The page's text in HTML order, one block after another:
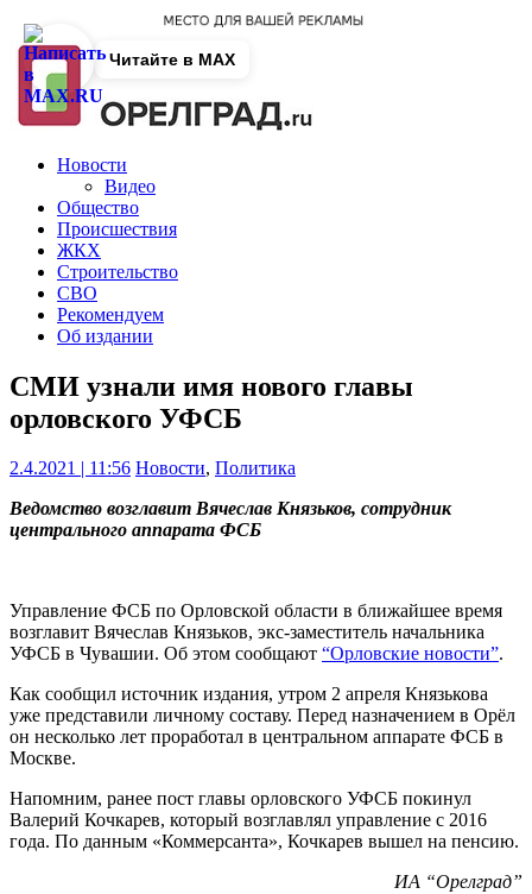
Новости
Видео
Общество
Происшествия
ЖКХ
Строительство
СВО
Рекомендуем
Об издании
СМИ узнали имя нового главы
орловского УФСБ
2.4.2021 | 11:56 Новости, Политика
Ведомство возглавит Вячеслав Князьков, сотрудник
центрального аппарата ФСБ
Управление ФСБ по Орловской области в ближайшее время
возглавит Вячеслав Князьков, экс-заместитель начальника
УФСБ в Чувашии. Об этом сообщают “Орловские новости”.
Как сообщил источник издания, утром 2 апреля Князькова
уже представили личному составу. Перед назначением в Орёл
он несколько лет проработал в центральном аппарате ФСБ в
Москве.
Напомним, ранее пост главы орловского УФСБ покинул
Валерий Кочкарев, который возглавлял управление с 2016
года. По данным «Коммерсанта», Кочкарев вышел на пенсию.
ИА “Орелград”
Читайте в MAX